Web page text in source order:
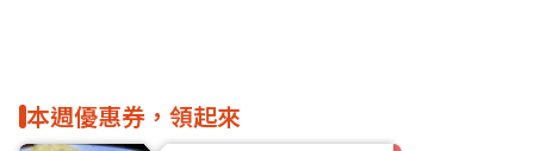
本週優惠券，領起來